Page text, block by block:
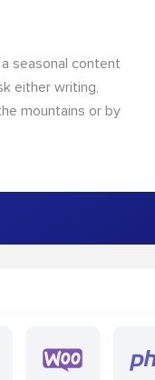
seasonal content
either writing,
mountains or by